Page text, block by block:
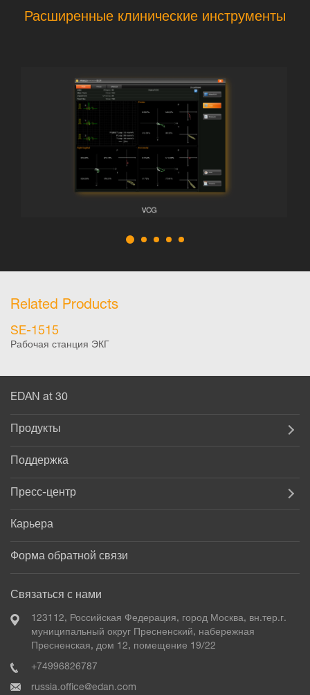
Расширенные клинические инструменты
Related Products
SE-1515
Рабочая станция ЭКГ
EDAN at 30
Продукты
Поддержка
Пресс-центр
Карьера
Форма обратной связи
Связаться с нами
123112, Российская Федерация, город Москва, вн.тер.г.
муниципальный округ Пресненский, набережная
Пресненская, дом 12, помещение 19/22
+74996826787
russia.office@edan.com